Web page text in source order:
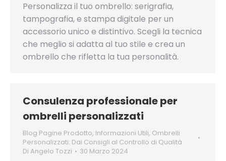
Personalizza il tuo ombrello: serigrafia,
tampografia, e stampa digitale per un
accessorio unico e distintivo. Scegli la tecnica
che meglio si adatta al tuo stile e crea un
ombrello che rifletta la tua personalità.
Consulenza professionale per
ombrelli personalizzati
Blog Pagine Prodotto, Informazioni Utili, Ombrelli
Personalizzati: Dai Consigli al Controllo di Qualità
Di Angelo Tozzi 30 Marzo 2024